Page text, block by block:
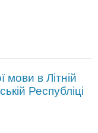
мови в Літній
Республіці